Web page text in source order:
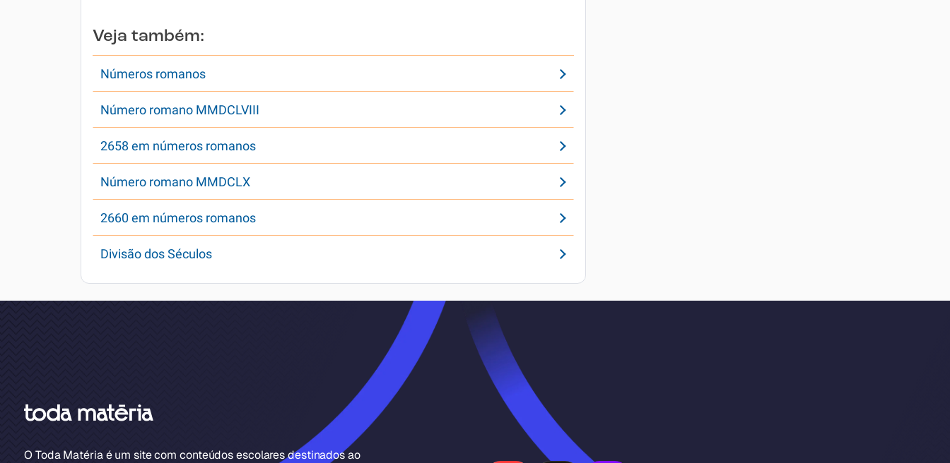
Veja também:
Números romanos
Número romano MMDCLVIII
2658 em números romanos
Número romano MMDCLX
2660 em números romanos
Divisão dos Séculos
O Toda Matéria é um site com conteúdos escolares destinados ao